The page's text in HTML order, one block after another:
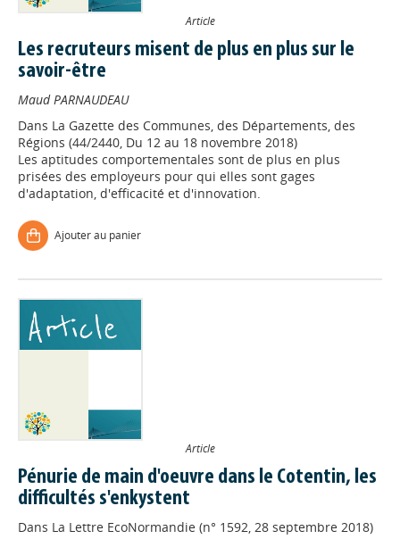
Article
Les recruteurs misent de plus en plus sur le
savoir-être
Maud PARNAUDEAU
Dans La Gazette des Communes, des Départements, des
Régions (44/2440, Du 12 au 18 novembre 2018)
Les aptitudes comportementales sont de plus en plus
prisées des employeurs pour qui elles sont gages
d'adaptation, d'efficacité et d'innovation.
Ajouter au panier
Article
Pénurie de main d'oeuvre dans le Cotentin, les
difficultés s'enkystent
Dans La Lettre EcoNormandie (n° 1592, 28 septembre 2018)